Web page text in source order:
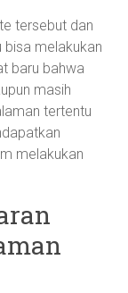
tersebut dan
bisa melakukan
baru bahwa
masih
tertentu
melakukan